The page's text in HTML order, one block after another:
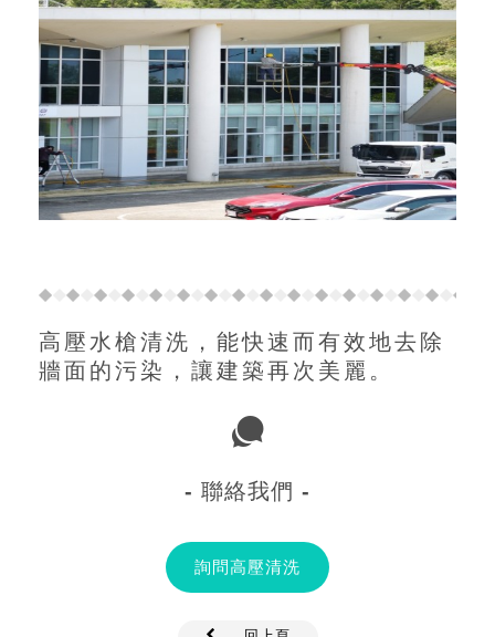
高壓水槍清洗，能快速而有效地去除
牆面的污染，讓建築再次美麗。
- 聯絡我們 -
詢問高壓清洗